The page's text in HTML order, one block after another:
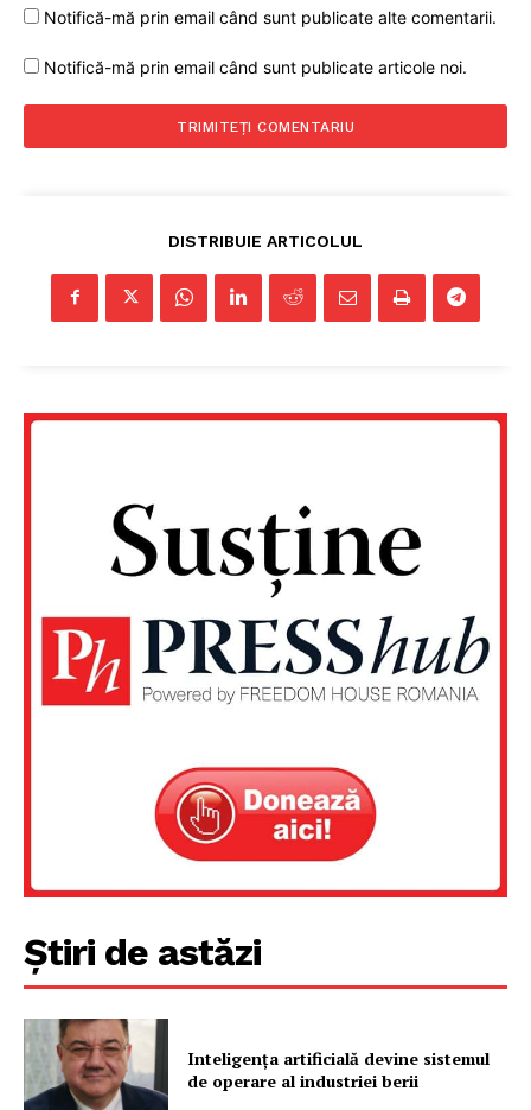
Notifică-mă prin email când sunt publicate alte comentarii.
Notifică-mă prin email când sunt publicate articole noi.
DISTRIBUIE ARTICOLUL
Știri de astăzi
Inteligența artificială devine sistemul
de operare al industriei berii